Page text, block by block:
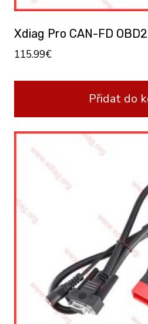
Xdiag Pro CAN-FD
115.99€
Přidat do